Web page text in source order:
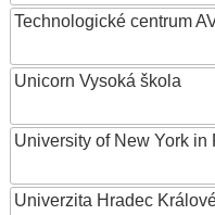
Technologické centrum
Unicorn Vysoká škola
University of New York in
Univerzita Hradec